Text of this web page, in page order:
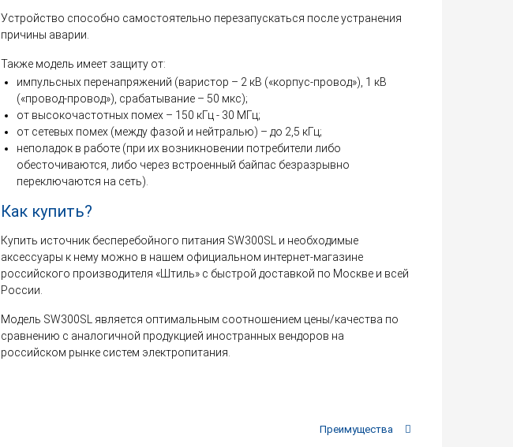
Устройство способно самостоятельно перезапускаться после устранения
причины аварии.
Также модель имеет защиту от:
импульсных перенапряжений (варистор – 2 кВ («корпус-провод»), 1 кВ
(«провод-провод»), срабатывание – 50 мкс);
от высокочастотных помех – 150 кГц - 30 МГц;
от сетевых помех (между фазой и нейтралью) – до 2,5 кГц;
неполадок в работе (при их возникновении потребители либо
обесточиваются, либо через встроенный байпас безразрывно
переключаются на сеть).
Как купить?
Купить источник бесперебойного питания SW300SL и необходимые
аксессуары к нему можно в нашем официальном интернет-магазине
российского производителя «Штиль» с быстрой доставкой по Москве и всей
России.
Модель SW300SL является оптимальным соотношением цены/качества по
сравнению с аналогичной продукцией иностранных вендоров на
российском рынке систем электропитания.
Преимущества